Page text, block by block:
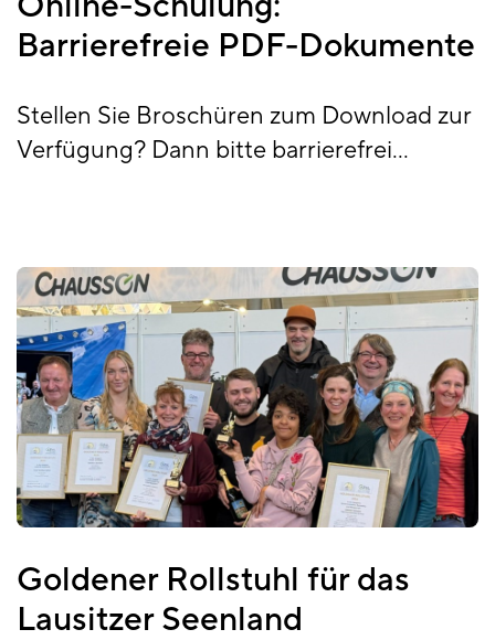
Barrierefreie PDF-Dokumente
Stellen Sie Broschüren zum Download zur
Verfügung? Dann bitte barrierefrei...
Goldener Rollstuhl für das
Lausitzer Seenland